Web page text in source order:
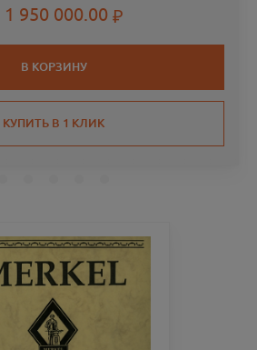
1 950 000.00
В КОРЗИНУ
КУПИТЬ В 1 КЛИК